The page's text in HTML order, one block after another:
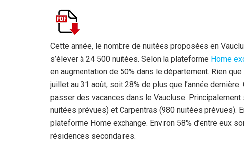
ce
b
o
o
k
n
g
e
A
p
p
Cette année, le nombre de nuitées proposées en
s’élever à 24 500 nuitées. Selon la plateforme Home
en augmentation de 50% dans le département. Rien
juillet au 31 août, soit 28% de plus que l’année
passer des vacances dans le Vaucluse.
nuitées prévues) et Carpentras (980 nuitées prévues).
plateforme Home exchange. Environ 58% d’entre eux
résidences secondaires.